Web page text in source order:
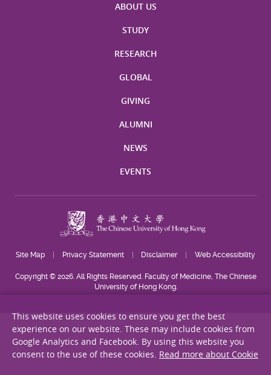
ABOUT US
STUDY
RESEARCH
GLOBAL
GIVING
ALUMNI
NEWS
EVENTS
Site Map Privacy Statement Disclaimer Web Accessibility
Copyright © 2026. All Rights Reserved. Faculty of Medicine, The Chinese
University of Hong Kong.
This website uses cookies to ensure you get the best
experience on our website. These may include cookies from
Google Analytics and Facebook. By using this website you
consent to the use of these cookies. Read more about Cookie